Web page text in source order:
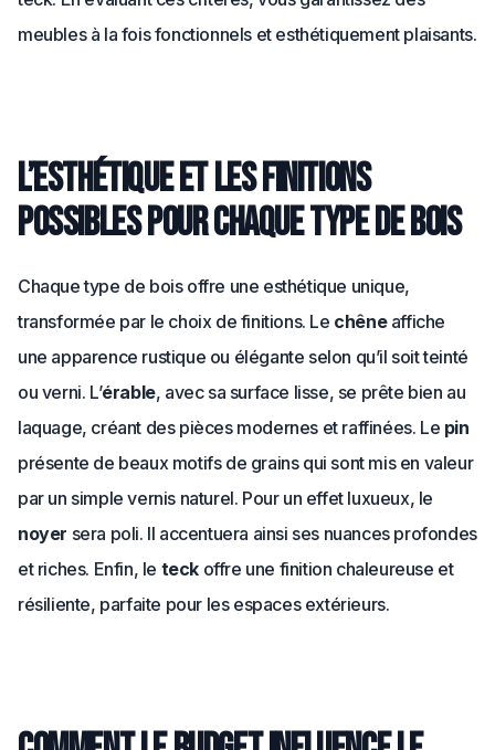
meubles à la fois fonctionnels et esthétiquement plaisants.
L’esthétique et les finitions
possibles pour chaque type de bois
Chaque type de bois offre une esthétique unique,
transformée par le choix de finitions. Le chêneaffiche
une apparence rustique ou élégante selon qu’il soit teinté
ou verni. L’érable, avec sa surface lisse, se prête bien au
laquage, créant des pièces modernes et raffinées. Le pin
présente de beaux motifs de grains qui sont mis en valeur
par un simple vernis naturel. Pour un effet luxueux, le
noyer sera poli. Il accentuera ainsi ses nuances profondes
et riches. Enfin, le teck offre une finition chaleureuse et
résiliente, parfaite pour les espaces extérieurs.